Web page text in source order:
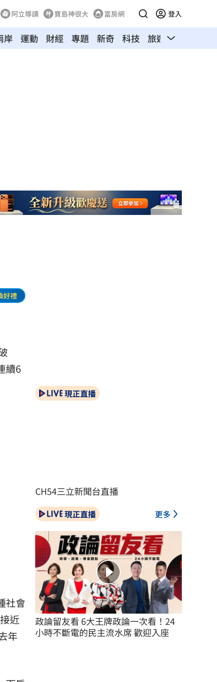
阿立導讀 寶島神很大 富房網 登入
岸 運動 財經 專題 新奇 科技 旅遊 汽車
好禮
續6
社會
近
年
現正直播
CH54三立新聞台直播
現正直播 更多
政論留友看 6大王牌政論一次看！24
小時不斷電的民主流水席 歡迎入座